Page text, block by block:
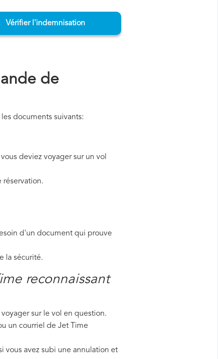
Vérifier l'indemnisation
de
documents suivants:
deviez voyager sur un vol
d'un document qui prouve
la sécurité.
reconnaissant
sur le vol en question.
un courriel de Jet Time
vous avez subi une annulation et